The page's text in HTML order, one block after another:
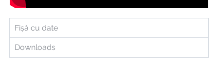
Fișă cu date
Downloads